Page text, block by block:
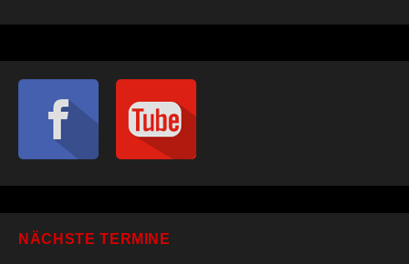
NÄCHSTE TERMINE